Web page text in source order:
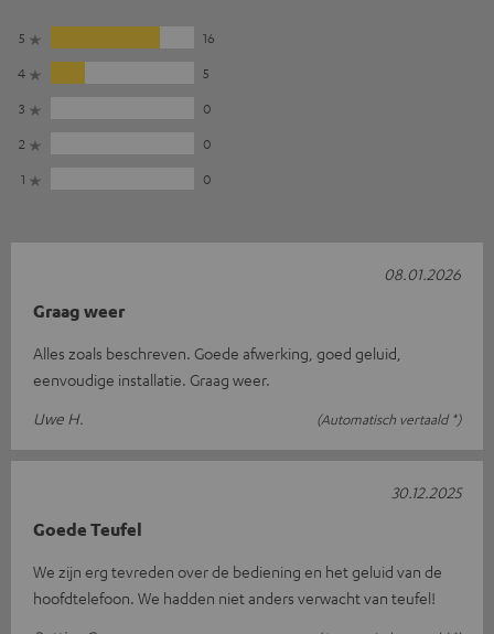
5
16
4
5
3
0
2
0
1
0
Graag weer
Alles zoals beschreven. Goede afwerking, goed geluid,
eenvoudige installatie. Graag weer.
Uwe H.
(Automatisch vertaald *)
08.01.2026
Goede Teufel
We zijn erg tevreden over de bediening en het geluid van de
hoofdtelefoon. We hadden niet anders verwacht van teufel!
30.12.2025